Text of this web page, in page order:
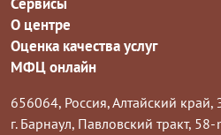
О центре
Оценка качества услуг
МФЦ онлайн
656064, Россия, Алтайский край,
г. Барнаул, Павловский тракт, 58-